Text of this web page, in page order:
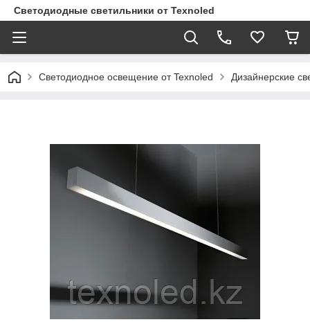
Светодиодные светильники от Texnoled
Светодиодное освещение от Texnoled Дизайнерские